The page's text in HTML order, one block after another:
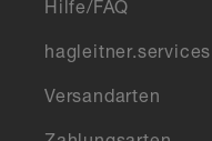
Hilfe/FAQ
hagleitner.services
Versandarten